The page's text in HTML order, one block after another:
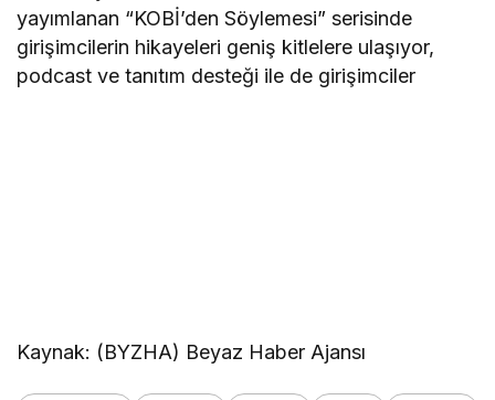
yayımlanan “KOBİ’den Söylemesi” serisinde
girişimcilerin hikayeleri geniş kitlelere ulaşıyor,
podcast ve tanıtım desteği ile de girişimciler
Kaynak: (BYZHA) Beyaz Haber Ajansı